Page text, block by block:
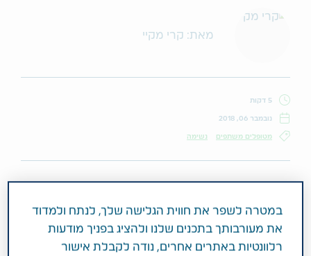
מאת: קרי מקיי
5 דקות
נובמבר 06, 2018
מטופלים משתפים נשימה
לאסטמה שלי היו לקחת את המשאף
ולהימנע מהטריגרים שלי.
במטרה לשפר את חווית הגלישה שלך, לנתח ולמדוד
את מעורבותך בתכנים שלנו ולהציג בפניך מודעות
רלוונטיות באתרים אחרים, נודה לקבלת אישור